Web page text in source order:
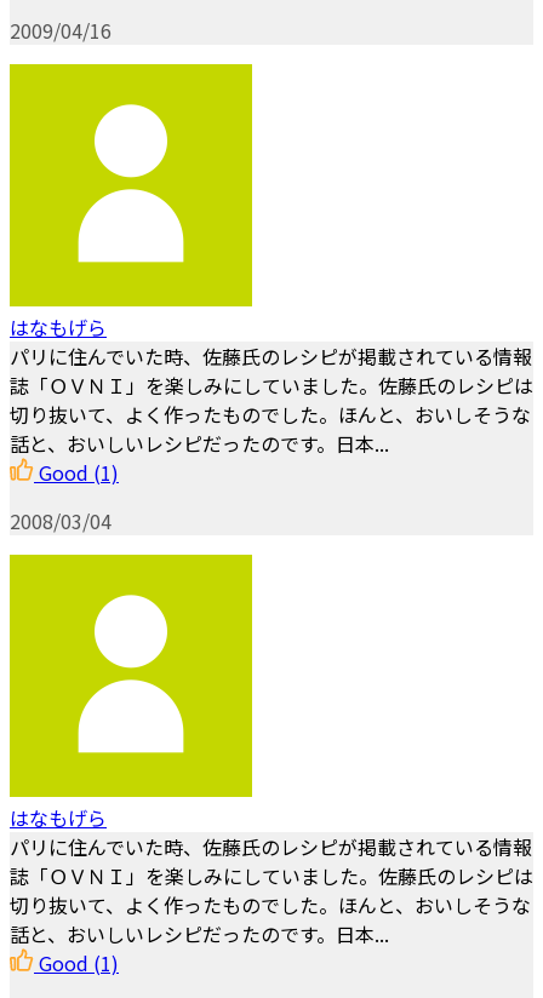
2009/04/16
はなもげら
パリに住んでいた時、佐藤氏のレシピが掲載されている情報
誌「ＯＶＮＩ」を楽しみにしていました。佐藤氏のレシピは
切り抜いて、よく作ったものでした。ほんと、おいしそうな
話と、おいしいレシピだったのです。日本...
Good (1)
2008/03/04
はなもげら
パリに住んでいた時、佐藤氏のレシピが掲載されている情報
誌「ＯＶＮＩ」を楽しみにしていました。佐藤氏のレシピは
切り抜いて、よく作ったものでした。ほんと、おいしそうな
話と、おいしいレシピだったのです。日本...
Good (1)